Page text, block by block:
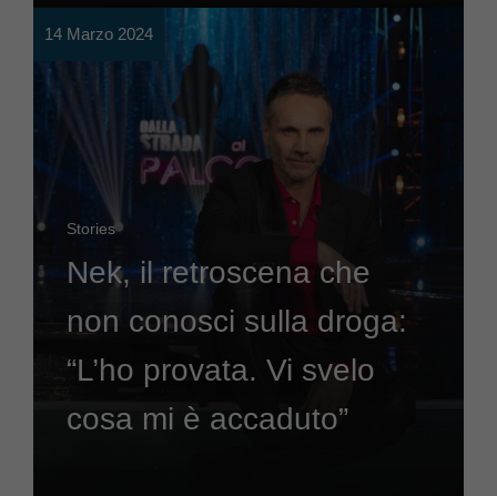
14 Marzo 2024
Stories
Nek, il retroscena che
non conosci sulla droga:
“L’ho provata. Vi svelo
cosa mi è accaduto”